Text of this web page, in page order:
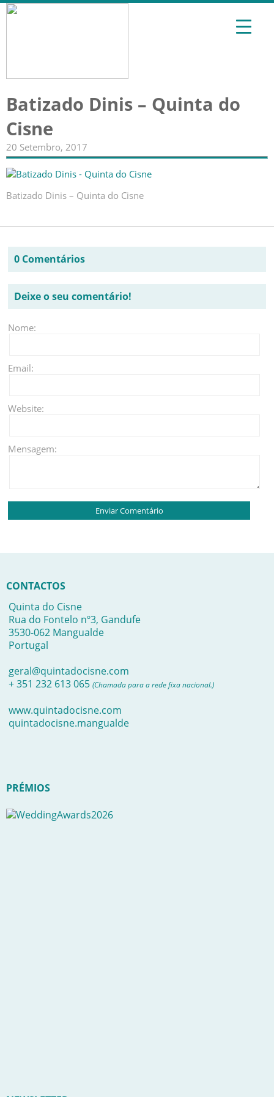
Batizado Dinis – Quinta do
Cisne
20 Setembro, 2017
Batizado Dinis – Quinta do Cisne
0 Comentários
Deixe o seu comentário!
Nome:
Email:
Website:
Mensagem:
CONTACTOS
Quinta do Cisne
Rua do Fontelo nº3, Gandufe
3530-062 Mangualde
Portugal
geral@quintadocisne.com
+ 351 232 613 065 (Chamada para a rede fixa nacional.)
www.quintadocisne.com
quintadocisne.mangualde
PRÉMIOS